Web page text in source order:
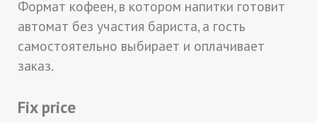
Формат кофеен, в котором напитки готовит
автомат без участия бариста, а гость
самостоятельно выбирает и оплачивает
заказ.
Fix price